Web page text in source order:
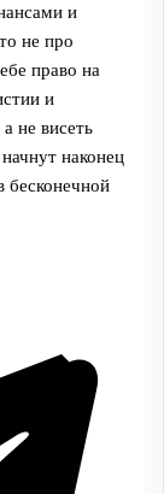
и
не про
право на
и
не висеть
наконец
бесконечной